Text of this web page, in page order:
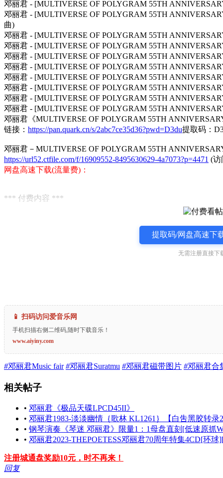
邓丽君 - [MULTIVERSE OF POLYGRAM 55TH
邓丽君 - [MULTIVERSE OF POLYGRAM 55TH
曲)
邓丽君 - [MULTIVERSE OF POLYGRAM 55TH
邓丽君 - [MULTIVERSE OF POLYGRAM 55TH
邓丽君 - [MULTIVERSE OF POLYGRAM 55TH
邓丽君 - [MULTIVERSE OF POLYGRAM 55TH
邓丽君 - [MULTIVERSE OF POLYGRAM 55TH
邓丽君 - [MULTIVERSE OF POLYGRAM 55TH
邓丽君 - [MULTIVERSE OF POLYGRAM 55TH
邓丽君 - [MULTIVERSE OF POLYGRAM 55TH
邓丽君《MULTIVERSE OF POLYGRAM 55TH
链接： https://pan.quark.cn/s/2abc7ce35d36?pwd=D3du提取码：
邓丽君－MULTIVERSE OF POLYGRAM 55TH
https://url52.ctfile.com/f/16909552-8495630629-4a7073?p=4471 (访
网盘高速下载(流量费)：
*** 付费内容 ***
提取码/网盘高速下
无需注册直接下
📱 扫码访问爱音乐网
手机扫描右侧二维码,随时下载音乐！
www.aiyiny.com
#邓丽君Music fair #邓丽君Suratmu #邓丽君磁带图片 #邓丽君合
相关帖子
• 邓丽君《极品天碟LPCD45II》
• 邓丽君1983-淡淡幽情｛歌林 KL1261｝【白吿黑胶转录
• 钢琴演奏《琴迷 邓丽君》限量1：1母盘直刻[低速原抓
• 邓丽君2023-THEPOETESS邓丽君70周年特集4CD[环球
注册城通盘奖励10元，时不再来！
回复